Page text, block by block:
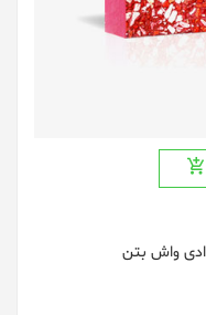
واش بتن